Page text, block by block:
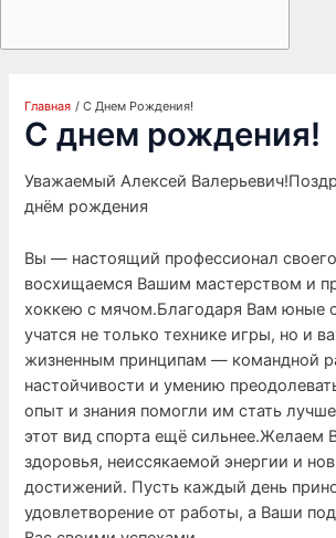
Главная С Днем Рождения!
С днем рождения!
Уважаемый Алексей
днём рождения
Вы — настоящий профессионал
восхищаемся Вашим мастерством и
хоккею с мячом.Благодаря Вам юные
учатся не только технике игры, но и
жизненным принципам — командной
настойчивости и умению
опыт и знания помогли им стать
этот вид спорта ещё сильнее.Желаем
здоровья, неиссякаемой энергии и
достижений. Пусть каждый день
удовлетворение от работы, а Ваши